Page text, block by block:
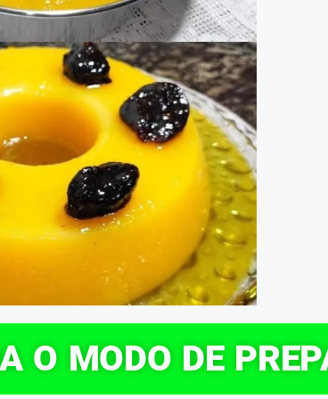
O MODO DE